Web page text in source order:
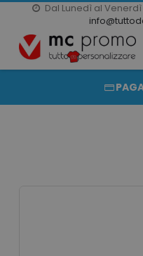
Dal Lunedì al Venerdì
Salta
al
contenutoPRODOTTI